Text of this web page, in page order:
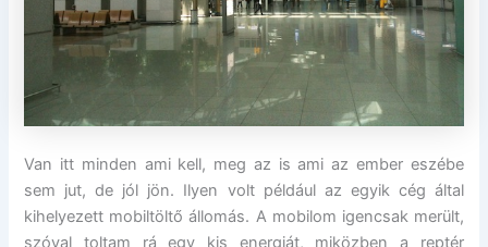
Van itt minden ami kell, meg az is ami az ember eszébe
sem jut, de jól jön. Ilyen volt például az egyik cég által
kihelyezett mobiltöltő állomás. A mobilom igencsak merült,
szóval toltam rá egy kis energiát, miközben a reptér